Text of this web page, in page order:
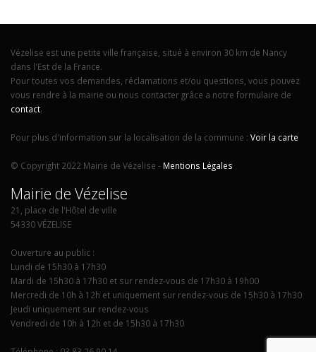
Vézelise est une petite ville française, situé à environ 30 km de Nancy
dans l'Est de la France.
Pour toutes vos demandes, réclamations et/ou questions, vous pouvez
vous rendre à la mairie ou nous contacter grâce a notre formulaire de
contact.
Pour plus d'information sur la localisation de la commune : Voir la carte
© Copyright 2022 Mairie de Vézelise - Mentions Légales
Mairie de Vézelise
21, place de l'Hôtel de ville
54330 VÉZELISE
Ouverture au public :
Lundi de 15h30 à 17h30
Mardi de 15h30 à 17h30 et sur rendez-vous de 17h30 à 19h00
Mercredi de 10h à 12h et uniquement sur rendez-vous de 15h30 à 17h30
Jeudi uniquement sur rendez-vous
Vendredi de 10h à 12h et de 15h30 à 17h30